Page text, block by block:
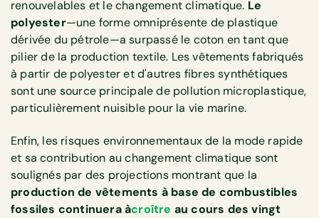
renouvelables et le changement climatique. Le
polyester—une forme omniprésente de plastique
dérivée du pétrole—a surpassé le coton en tant que
pilier de la production textile. Les vêtements fabriqués
à partir de polyester et d'autres fibres synthétiques
sont une source principale de pollution microplastique,
particulièrement nuisible pour la vie marine.
Enfin, les risques environnementaux de la mode rapide
et sa contribution au changement climatique sont
soulignés par des projections montrant que la
production de vêtements à base de combustibles
fossiles continuera àcroître au cours des vingt